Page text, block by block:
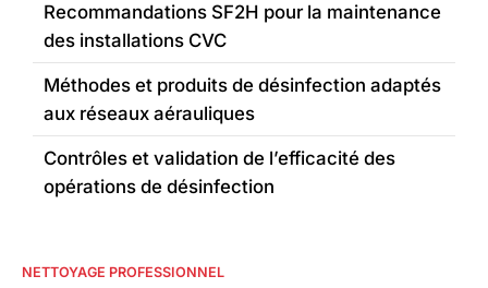
NETTOYAGE PROFESSIONNEL
Recommandations SF2H pour la maintenance
des installations CVC
Méthodes et produits de désinfection adaptés
aux réseaux aérauliques
Contrôles et validation de l’efficacité des
opérations de désinfection